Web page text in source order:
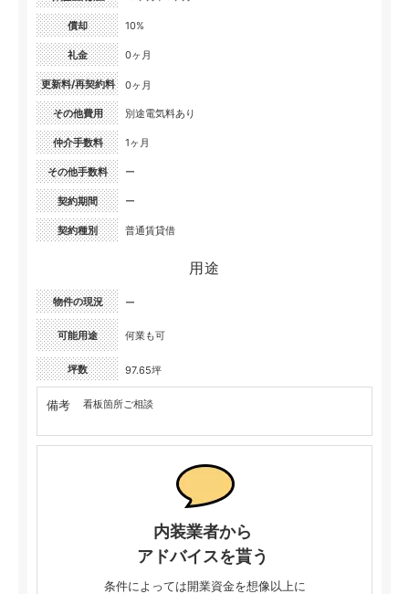
償却 10%
礼金 0ヶ月
更新料/再契約料 0ヶ月
その他費用 別途電気料あり
仲介手数料 1ヶ月
その他手数料 ー
契約期間 ー
契約種別 普通賃貸借
用途
物件の現況 ー
可能用途 何業も可
坪数 97.65坪
備考 看板箇所ご相談
内装業者から
アドバイスを貰う
条件によっては開業資金を想像以上に